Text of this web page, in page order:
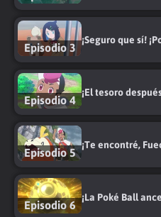
Episodio 3
¡Seguro que sí!
Episodio 4
¡El tesoro
Episodio 5
¡Te encontré,
Episodio 6
¡La Poké Ball